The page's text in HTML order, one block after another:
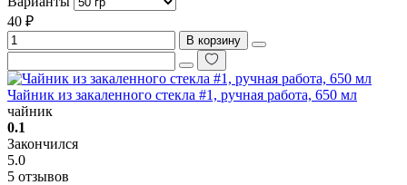
40 ₽
В корзину
Чайник из закаленного стекла #1, ручная работа, 650 мл
чайник
0.1
Закончился
5.0
5 отзывов